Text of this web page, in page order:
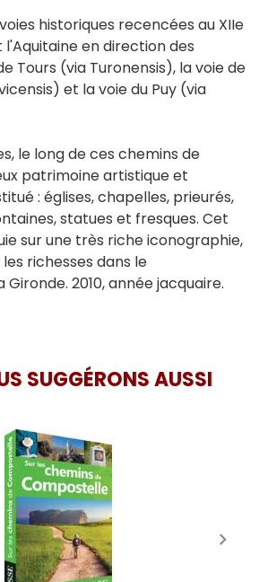
historiques recencées au XIIe
en direction des
Tours (via Turonensis), la voie de
et la voie du Puy (via
le long de ces chemins de
patrimoine artistique et
: églises, chapelles, prieurés,
statues et fresques. Cet
sur une très riche iconographie,
richesses dans le
2010, année jacquaire.
SUGGÉRONS AUSSI